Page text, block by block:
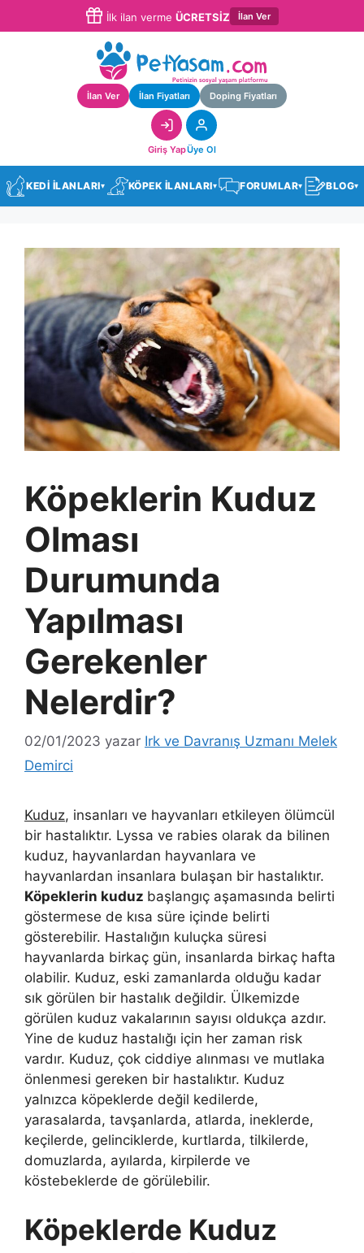
İlk ilan verme ÜCRETSİZ İlan Ver
İlan Ver İlan Fiyatları Doping Fiyatları
Giriş YapÜye Ol
KEDİ İLANLARI▾ KÖPEK İLANLARI▾ FORUMLAR▾ BLOG▾
Köpeklerin Kuduz
Olması
Durumunda
Yapılması
Gerekenler
Nelerdir?
02/01/2023 yazar Irk ve Davranış Uzmanı Melek
Demirci
Kuduz, insanları ve hayvanları etkileyen ölümcül
bir hastalıktır. Lyssa ve rabies olarak da bilinen
kuduz, hayvanlardan hayvanlara ve
hayvanlardan insanlara bulaşan bir hastalıktır.
Köpeklerin kuduz başlangıç aşamasında belirti
göstermese de kısa süre içinde belirti
gösterebilir. Hastalığın kuluçka süresi
hayvanlarda birkaç gün, insanlarda birkaç hafta
olabilir. Kuduz, eski zamanlarda olduğu kadar
sık görülen bir hastalık değildir. Ülkemizde
görülen kuduz vakalarının sayısı oldukça azdır.
Yine de kuduz hastalığı için her zaman risk
vardır. Kuduz, çok ciddiye alınması ve mutlaka
önlenmesi gereken bir hastalıktır. Kuduz
yalnızca köpeklerde değil kedilerde,
yarasalarda, tavşanlarda, atlarda, ineklerde,
keçilerde, gelinciklerde, kurtlarda, tilkilerde,
domuzlarda, ayılarda, kirpilerde ve
köstebeklerde de görülebilir.
Köpeklerde Kuduz